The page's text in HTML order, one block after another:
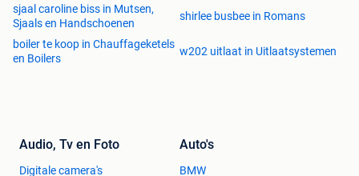
sjaal caroline biss in Mutsen,
Sjaals en Handschoenen
shirlee busbee in Romans
boiler te koop in Chauffageketels
en Boilers
w202 uitlaat in Uitlaatsystemen
Audio, Tv en Foto
Digitale camera's
Auto's
BMW